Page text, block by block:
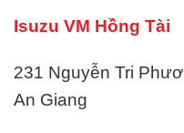
Isuzu VM Hồng Tài
231 Nguyễn Tri
An Giang